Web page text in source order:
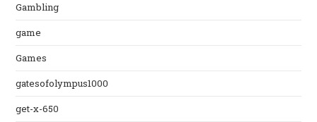
Gambling
game
Games
gatesofolympus1000
get-x-650